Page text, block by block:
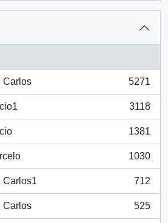
Carlos 5271
3118
1381
1030
Carlos1 712
Carlos 525